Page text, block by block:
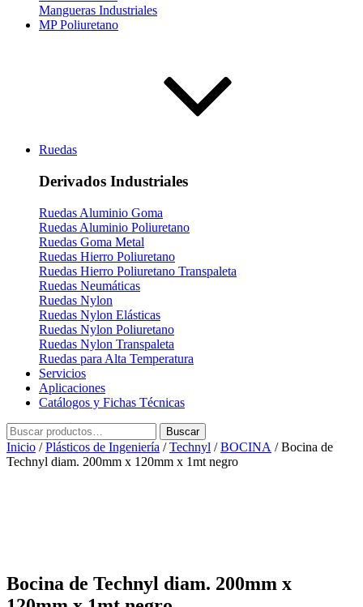
Mangueras Industriales
MP Poliuretano
Ruedas
Derivados Industriales
Ruedas Aluminio Goma
Ruedas Aluminio Poliuretano
Ruedas Goma Metal
Ruedas Hierro Poliuretano
Ruedas Hierro Poliuretano Transpaleta
Ruedas Neumáticas
Ruedas Nylon
Ruedas Nylon Elásticas
Ruedas Nylon Poliuretano
Ruedas Nylon Transpaleta
Ruedas para Alta Temperatura
Servicios
Aplicaciones
Catálogos y Fichas Técnicas
Buscar
por:
Buscar
Inicio /Plásticos de Ingeniería /Technyl /BOCINA / Bocina de
Technyl diam. 200mm x 120mm x 1mt negro
Bocina de Technyl diam. 200mm x